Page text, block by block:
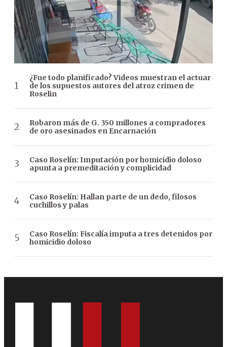
¿Fue todo planificado? Videos muestran el actuar
de los supuestos autores del atroz crimen de
Roselin
Robaron más de G. 350 millones a compradores
de oro asesinados en Encarnación
Caso Roselín: Imputación por homicidio doloso
apunta a premeditación y complicidad
Caso Roselín: Hallan parte de un dedo, filosos
cuchillos y palas
Caso Roselín: Fiscalía imputa a tres detenidos por
homicidio doloso